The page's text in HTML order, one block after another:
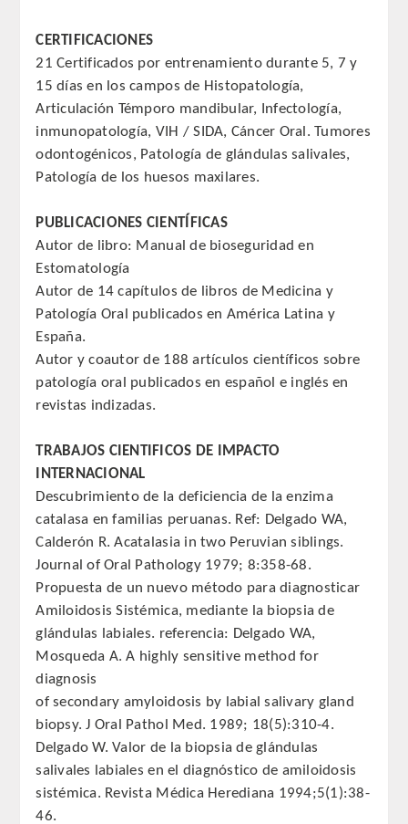
HISTÓRICO DE ACADÉMICOS
Número
Honor
Correspondientes Extranjeros
ACTIVIDADES
Actividades realizadas
Videoteca
DICCIONARIO ODONTOLÓGICO
ANALES
Números anteriores
APERTURA DE CURSO
MONOGRAFÍAS
NEWSLETTER EXTRAORDINARIA
CONVENIOS
PRENSA
CERTIFICACIONES
21 Certificados por entrenamiento durante 5, 7 y
15 días en los campos de Histopatología,
Articulación Témporo mandibular, Infectología,
inmunopatología, VIH / SIDA, Cáncer Oral. Tumores
odontogénicos, Patología de glándulas salivales,
Patología de los huesos maxilares.
PUBLICACIONES CIENTÍFICAS
Autor de libro: Manual de bioseguridad en
Estomatología
Autor de 14 capítulos de libros de Medicina y
Patología Oral publicados en América Latina y
España.
Autor y coautor de 188 artículos científicos sobre
patología oral publicados en español e inglés en
revistas indizadas.
TRABAJOS CIENTIFICOS DE IMPACTO
INTERNACIONAL
Descubrimiento de la deficiencia de la enzima
catalasa en familias peruanas. Ref: Delgado WA,
Calderón R. Acatalasia in two Peruvian siblings.
Journal of Oral Pathology 1979; 8:358-68.
Propuesta de un nuevo método para diagnosticar
Amiloidosis Sistémica, mediante la biopsia de
glándulas labiales. referencia: Delgado WA,
Mosqueda A. A highly sensitive method for
diagnosis
of secondary amyloidosis by labial salivary gland
biopsy. J Oral Pathol Med. 1989; 18(5):310-4.
Delgado W. Valor de la biopsia de glándulas
salivales labiales en el diagnóstico de amiloidosis
sistémica. Revista Médica Herediana 1994;5(1):38-
46.